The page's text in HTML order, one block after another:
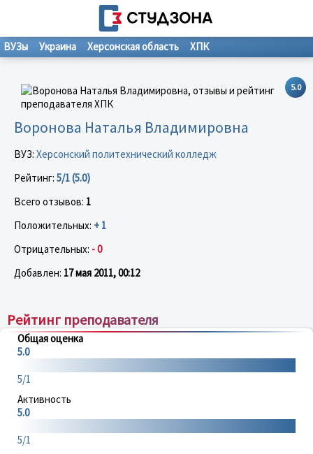
ВУЗы Украина Херсонская область ХПК
5.0
Воронова Наталья Владимировна
ВУЗ: Херсонский политехнический колледж
Рейтинг: 5/1 (5.0)
Всего отзывов: 1
Положительных: + 1
Отрицательных: - 0
Добавлен: 17 мая 2011, 00:12
Рейтинг преподавателя
Общая оценка
5.0
5/1
Активность
5.0
5/1